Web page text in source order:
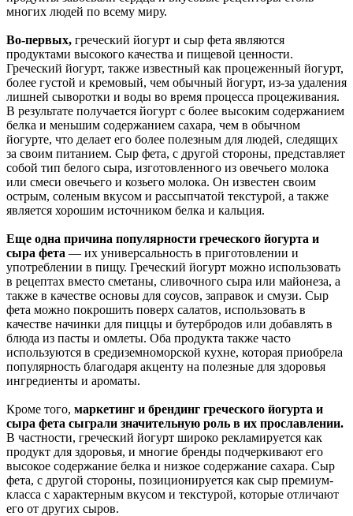
многих людей по всему миру.
Во-первых, греческий йогурт и сыр фета являются
продуктами высокого качества и пищевой ценности.
Греческий йогурт, также известный как процеженный йогурт,
более густой и кремовый, чем обычный йогурт, из-за удаления
лишней сыворотки и воды во время процесса процеживания.
В результате получается йогурт с более высоким содержанием
белка и меньшим содержанием сахара, чем в обычном
йогурте, что делает его более полезным для людей, следящих
за своим питанием. Сыр фета, с другой стороны, представляет
собой тип белого сыра, изготовленного из овечьего молока
или смеси овечьего и козьего молока. Он известен своим
острым, соленым вкусом и рассыпчатой текстурой, а также
является хорошим источником белка и кальция.
Еще одна причина популярности греческого йогурта и
сыра фета — их универсальность в приготовлении и
употреблении в пищу. Греческий йогурт можно использовать
в рецептах вместо сметаны, сливочного сыра или майонеза, а
также в качестве основы для соусов, заправок и смузи. Сыр
фета можно покрошить поверх салатов, использовать в
качестве начинки для пиццы и бутербродов или добавлять в
блюда из пасты и омлеты. Оба продукта также часто
используются в средиземноморской кухне, которая приобрела
популярность благодаря акценту на полезные для здоровья
ингредиенты и ароматы.
Кроме того, маркетинг и брендинг греческого йогурта и
сыра фета сыграли значительную роль в их прославлении.
В частности, греческий йогурт широко рекламируется как
продукт для здоровья, и многие бренды подчеркивают его
высокое содержание белка и низкое содержание сахара. Сыр
фета, с другой стороны, позиционируется как сыр премиум-
класса с характерным вкусом и текстурой, которые отличают
его от других сыров.